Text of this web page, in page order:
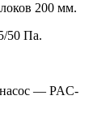
200 мм.
50 Па.
— PAC-